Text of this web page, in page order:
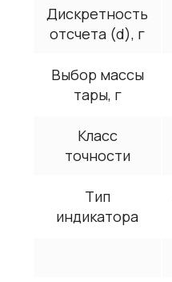
Дискретность
отсчета (d), г
Выбор массы
тары, г
Класс
точности
Тип
индикатора